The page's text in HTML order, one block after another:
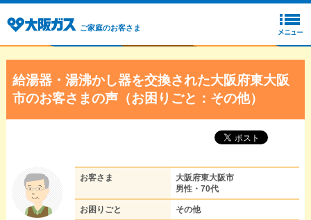
ご家庭のお客さま
給湯器・湯沸かし器を交換された大阪府東大阪
市のお客さまの声（お困りごと：その他）
お客さま
大阪府東大阪市
男性・70代
お困りごと その他